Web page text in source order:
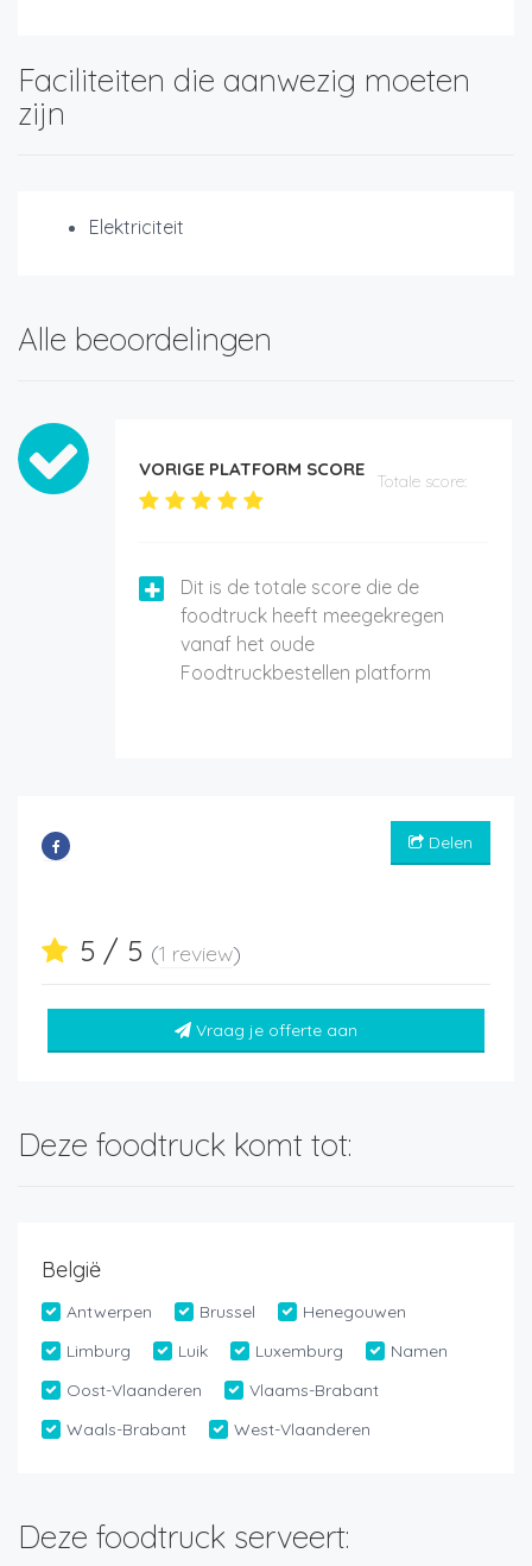
Faciliteiten die aanwezig moeten
zijn
Elektriciteit
Alle beoordelingen
VORIGE PLATFORM SCORE
Totale score:
Dit is de totale score die de
foodtruck heeft meegekregen
vanaf het oude
Foodtruckbestellen platform
Delen
5 / 5 (1 review)
Vraag je offerte aan
Deze foodtruck komt tot:
België
Antwerpen Brussel
Henegouwen
Limburg
Luik Luxemburg
Namen
Oost-Vlaanderen
Vlaams-Brabant
Waals-Brabant
West-Vlaanderen
Deze foodtruck serveert: